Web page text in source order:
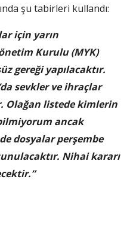
şu tabirleri kullandı:
için yarın
Kurulu (MYK)
gereği yapılacaktır.
sevkler ve ihraçlar
Olağan listede kimlerin
ancak
dosyalar perşembe
Nihai kararı